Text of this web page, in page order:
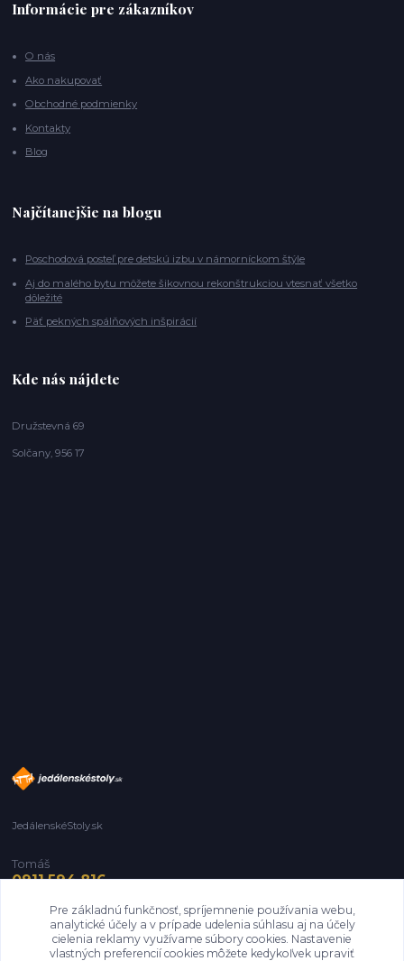
Informácie pre zákazníkov
O nás
Ako nakupovať
Obchodné podmienky
Kontakty
Blog
Najčítanejšie na blogu
Poschodová posteľ pre detskú izbu v námorníckom štýle
Aj do malého bytu môžete šikovnou rekonštrukciou vtesnať všetko
dôležité
Päť pekných spálňových inšpirácií
Kde nás nájdete
Družstevná 69
Solčany, 956 17
JedálenskéStoly.sk
Tomáš
0911 594 816
info@jedalenskestoly.sk
Pre základnú funkčnosť, spríjemnenie používania webu,
analytické účely a v prípade udelenia súhlasu aj na účely
cielenia reklamy využívame súbory cookies. Nastavenie
vlastných preferencií cookies môžete kedykoľvek upraviť